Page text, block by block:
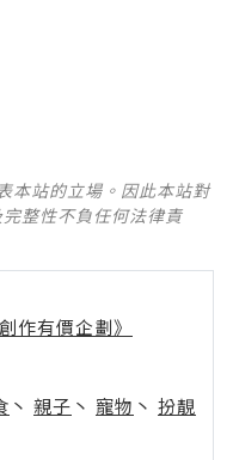
本站的立場。因此本站對
整性不負任何法律責
作有價企劃》
丶 親子 丶 寵物 丶 扮靚